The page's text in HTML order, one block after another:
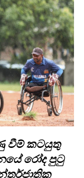
වීම් කටයුතු
රෝද පුටු